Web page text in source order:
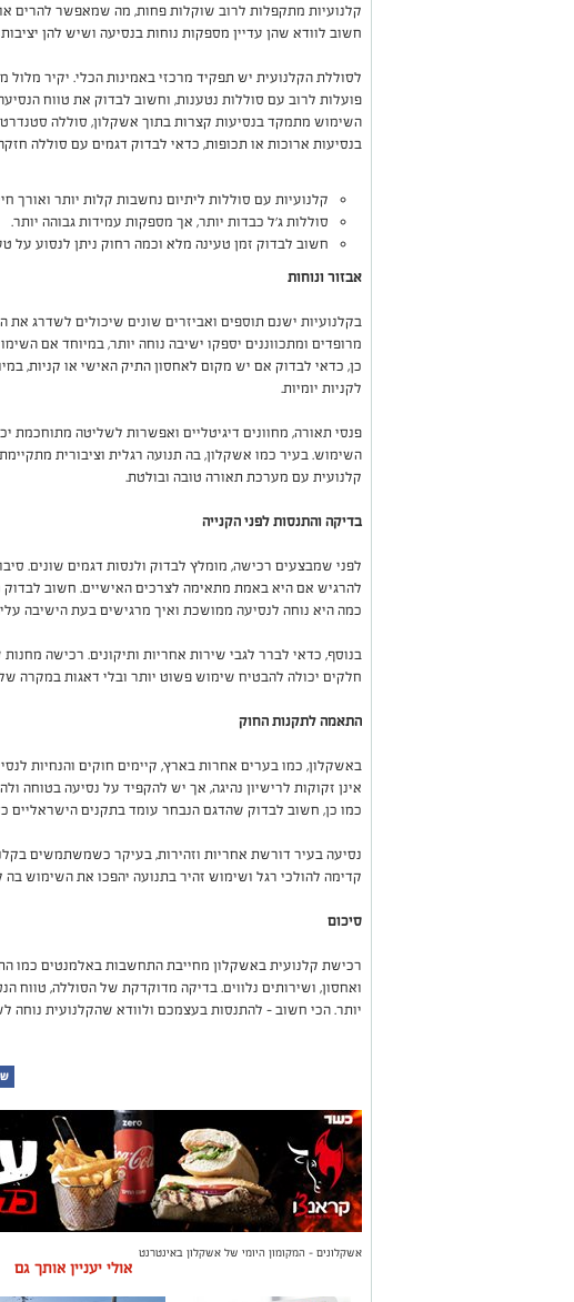
קלנועיות מתקפלות לרוב שוקלות פחות, מה שמאפשר להרים
חשוב לוודא שהן עדיין מספקות נוחות בנסיעה ושיש להן
לסוללת הקלנועית יש תפקיד מרכזי באמינות הכלי. יקיר מלול
פועלות לרוב עם סוללות נטענות, וחשוב לבדוק את טווח
השימוש מתמקד בנסיעות קצרות בתוך אשקלון, סוללה
בנסיעות ארוכות או תכופות, כדאי לבדוק דגמים עם סוללה
קלנועיות עם סוללות ליתיום נחשבות קלות יותר ואורך
סוללות ג'ל כבדות יותר, אך מספקות עמידות גבוהה יותר.
חשוב לבדוק זמן טעינה מלא וכמה רחוק ניתן לנסוע על
אבזור ונוחות
בקלנועיות ישנם תוספים ואביזרים שונים שיכולים לשדרג את
מרופדים ומתכווננים יספקו ישיבה נוחה יותר, במיוחד אם
כן, כדאי לבדוק אם יש מקום לאחסון התיק האישי או קניות,
לקניות יומיות.
פנסי תאורה, מחוונים דיגיטליים ואפשרות לשליטה מתוחכמת
השימוש. בעיר כמו אשקלון, בה תנועה רגלית וציבורית
קלנועית עם מערכת תאורה טובה ובולטת.
בדיקה והתנסות לפני הקנייה
לפני שמבצעים רכישה, מומלץ לבדוק ולנסות דגמים שונים.
להרגיש אם היא באמת מתאימה לצרכים האישיים. חשוב לבדוק
כמה היא נוחה לנסיעה ממושכת ואיך מרגישים בעת הישיבה
בנוסף, כדאי לברר לגבי שירות אחריות ותיקונים. רכישה
חלקים יכולה להבטיח שימוש פשוט יותר ובלי דאגות במקרה
התאמה לתקנות החוק
באשקלון, כמו בערים אחרות בארץ, קיימים חוקים והנחיות
אינן זקוקות לרישיון נהיגה, אך יש להקפיד על נסיעה בטוחה
כמו כן, חשוב לבדוק שהדגם הנבחר עומד בתקנים הישראליים
נסיעה בעיר דורשת אחריות וזהירות, בעיקר כשמשתמשים
קדימה להולכי רגל ושימוש זהיר בתנועה יהפכו את השימוש בה
סיכום
רכישת קלנועית באשקלון מחייבת התחשבות באלמנטים כמו
ואחסון, ושירותים נלווים. בדיקה מדוקדקת של הסוללה, טווח
יותר. הכי חשוב – להתנסות בעצמכם ולוודא שהקלנועית נוחה
אשקלונים - המקומון היומי של אשקלון באינטרנט
אולי יעניין אותך גם